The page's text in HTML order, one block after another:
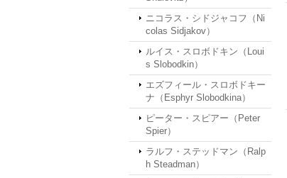
ニコラス・シドジャコフ（Ni
colas Sidjakov）
ルイス・スロボドキン（Loui
s Slobodkin）
エズフィール・スロボドキー
ナ（Esphyr Slobodkina）
ピーター・スピアー（Peter
Spier）
ラルフ・ステッドマン（Ralp
h Steadman）